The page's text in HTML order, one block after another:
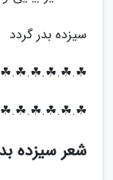
سیزده بدر گردد
شعر سیزده